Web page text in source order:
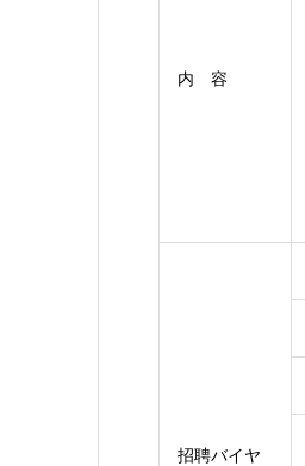
内 容
招聘バイヤ